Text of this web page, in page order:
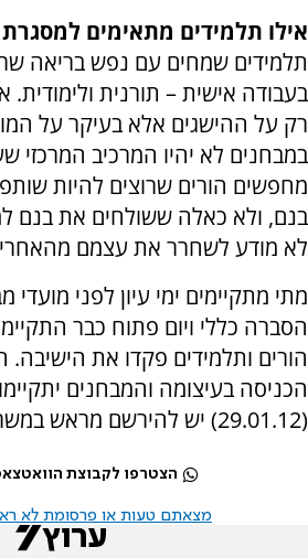
אילו תלמידים מתאימים למסגרת
תלמידים שמחים עם נפש בריאה
בעבודה אישית – תורנית
רק על ההישגים אלא בעיקר על
במבחנים לא יהיו המרכיב המרכזי
מחפשים הורים שרוצים להיות
בנם, ולא כאלה ששולחים את בנם
לא מודע לשחרר את עצמם
מתי מתקיימים ימי עיון לפני
הסברה כללי ויום פתוח כבר
הורים ותלמידים פקדו את
הכניסה בעיצומה והמבחנים
(29.01.12) יש להירשם מראש במשרדי הישיבה.
הצטרפו לקבוצת
מצאתם טעות או פרסומת לא